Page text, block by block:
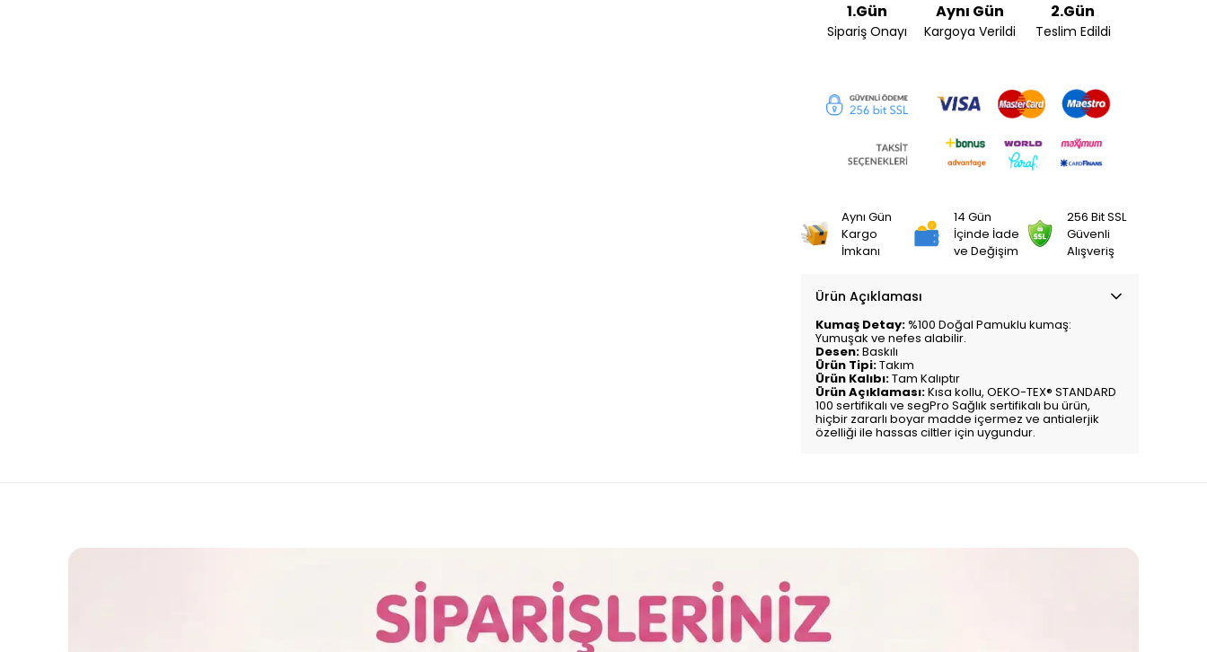
1.Gün
Sipariş Onayı
Aynı Gün
Kargoya Verildi
2.Gün
Teslim Edildi
Aynı Gün
Kargo
İmkanı
14 Gün
İçinde İade
ve Değişim
256 Bit SSL
Güvenli
Alışveriş
Ürün Açıklaması
Kumaş Detay:%100 Doğal Pamuklu kumaş:
Yumuşak ve nefes alabilir.
Desen:Baskılı
Ürün Tipi:Takım
Ürün Kalıbı:Tam Kalıptır
Ürün Açıklaması:Kısa kollu, OEKO-TEX® STANDARD
100 sertifikalı ve segPro Sağlık sertifikalı bu ürün,
hiçbir zararlı boyar madde içermez ve antialerjik
özelliği ile hassas ciltler için uygundur.